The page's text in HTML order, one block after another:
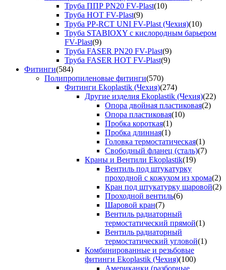
Труба ППР PN20 FV-Plast(10)
Труба HOT FV-Plast(9)
Труба PP-RCT UNI FV-Plast (Чехия)(10)
Труба STABIOXY с кислородным барьером
FV-Plast(9)
Труба FASER PN20 FV-Plast(9)
Труба FASER HOT FV-Plast(9)
Фитинги(584)
Полипропиленовые фитинги(570)
Фитинги Ekoplastik (Чехия)(274)
Другие изделия Ekoplastik (Чехия)(22)
Опора двойная пластиковая(2)
Опора пластиковая(10)
Пробка короткая(1)
Пробка длинная(1)
Головка термостатическая(1)
Свободный фланец (сталь)(7)
Краны и Вентили Ekoplastik(19)
Вентиль под штукатурку
проходной с кожухом из хрома(2)
Кран под штукатурку шаровой(2)
Проходной вентиль(6)
Шаровой кран(7)
Вентиль радиаторный
термостатический прямой(1)
Вентиль радиаторный
термостатический угловой(1)
Комбинированные и резьбовые
фитинги Ekoplastik (Чехия)(100)
Американки (разборные